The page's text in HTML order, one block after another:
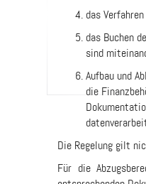
das
das Buchen
sind
Aufbau und
die
Die Regelung gilt
Für die